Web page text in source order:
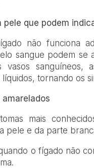
pele que podem
não funciona
sangue podem
sanguíneos,
tornando os
amarelados
mais
pele e da parte
o fígado não